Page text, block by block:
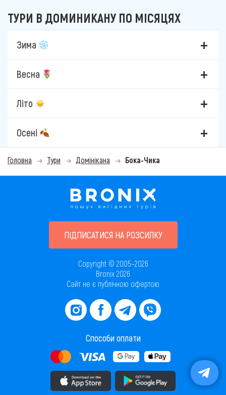
ТУРИ В ДОМИНИКАНУ ПО МІСЯЦЯХ
Зима
Весна
Літо
Осені
Головна Тури Домінікана Бока-Чика
ПІДПИСАТИСЯ НА РОЗСИЛКУ
Copyright © 2005–2026
Bronix 2026
Сайт не є публічною офертою
Способи оплати
Завантажити додаток в AppStore Завантажити додаток в PlayMarket